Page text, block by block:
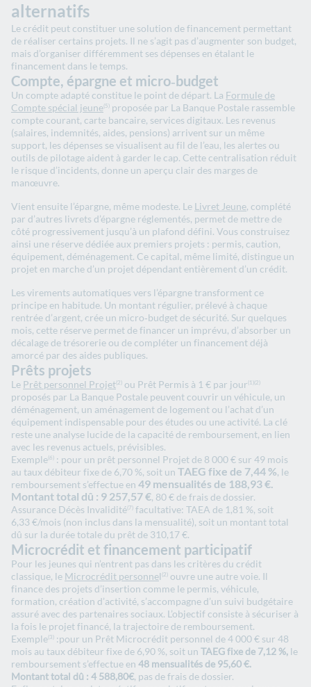
alternatifs
Le crédit peut constituer une solution de financement permettant
de réaliser certains projets. Il ne s’agit pas d’augmenter son budget,
mais d’organiser différemment ses dépenses en étalant le
financement dans le temps.
Compte, épargne et micro‑budget
Un compte adapté constitue le point de départ. La Formule de
Compte spécial jeune(5) proposée par La Banque Postale rassemble
compte courant, carte bancaire, services digitaux. Les revenus
(salaires, indemnités, aides, pensions) arrivent sur un même
support, les dépenses se visualisent au fil de l’eau, les alertes ou
outils de pilotage aident à garder le cap. Cette centralisation réduit
le risque d’incidents, donne un aperçu clair des marges de
manœuvre.
Vient ensuite l’épargne, même modeste. Le Livret Jeune, complété
par d’autres livrets d’épargne réglementés, permet de mettre de
côté progressivement jusqu’à un plafond défini. Vous construisez
ainsi une réserve dédiée aux premiers projets : permis, caution,
équipement, déménagement. Ce capital, même limité, distingue un
projet en marche d’un projet dépendant entièrement d’un crédit.
Les virements automatiques vers l’épargne transforment ce
principe en habitude. Un montant régulier, prélevé à chaque
rentrée d’argent, crée un micro‑budget de sécurité. Sur quelques
mois, cette réserve permet de financer un imprévu, d’absorber un
décalage de trésorerie ou de compléter un financement déjà
amorcé par des aides publiques.
Prêts projets
Le Prêt personnel Projet(2) ou Prêt Permis à 1 € par jour (1)(2)
proposés par La Banque Postale peuvent couvrir un véhicule, un
déménagement, un aménagement de logement ou l’achat d’un
équipement indispensable pour des études ou une activité. La clé
reste une analyse lucide de la capacité de remboursement, en lien
avec les revenus actuels, prévisibles.
Exemple(6) : pour un prêt personnel Projet de 8 000 € sur 49 mois
au taux débiteur fixe de 6,70 %, soit un TAEG fixe de 7,44 %, le
remboursement s’effectue en 49 mensualités de 188,93 €.
Montant total dû : 9 257,57 €, 80 € de frais de dossier.
Assurance Décès Invalidité(7) facultative: TAEA de 1,81 %, soit
6,33 €/mois (non inclus dans la mensualité), soit un montant total
dû sur la durée totale du prêt de 310,17 €.
Microcrédit et financement participatif
Pour les jeunes qui n’entrent pas dans les critères du crédit
classique, le Microcrédit personnel (2) ouvre une autre voie. Il
finance des projets d’insertion comme le permis, véhicule,
formation, création d’activité, s’accompagne d’un suivi budgétaire
assuré avec des partenaires sociaux. L’objectif consiste à sécuriser à
la fois le projet financé, la trajectoire de remboursement.
Exemple(3) :pour un Prêt Microcrédit personnel de 4 000 € sur 48
mois au taux débiteur fixe de 6,90 %, soit un TAEG fixe de 7,12 %, le
remboursement s’effectue en 48 mensualités de 95,60 €.
Montant total dû : 4 588,80€, pas de frais de dossier.